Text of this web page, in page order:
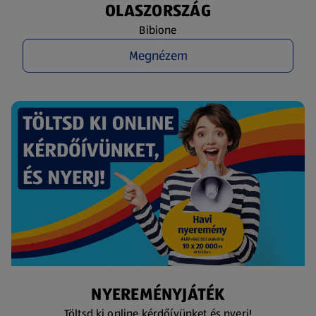
OLASZORSZÁG
Bibione
Megnézem
NYEREMÉNYJÁTÉK